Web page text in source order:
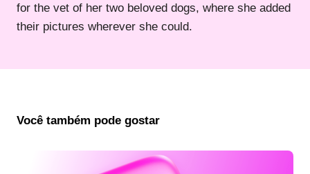
for the vet of her two beloved dogs, where she added
their pictures wherever she could.
Você também pode gostar